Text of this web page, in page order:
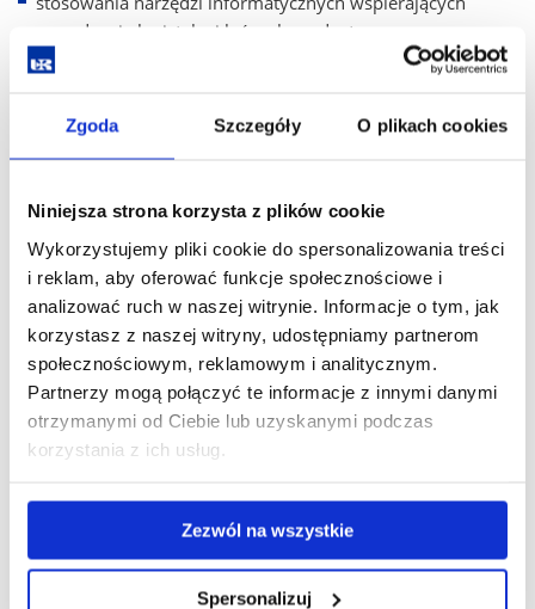
Zgoda Szczegóły O plikach cookies
Niniejsza strona korzysta z plików cookie
Wykorzystujemy pliki cookie do spersonalizowania treści
i reklam, aby oferować funkcje społecznościowe i
analizować ruch w naszej witrynie. Informacje o tym, jak
korzystasz z naszej witryny, udostępniamy partnerom
społecznościowym, reklamowym i analitycznym.
Partnerzy mogą połączyć te informacje z innymi danymi
otrzymanymi od Ciebie lub uzyskanymi podczas
korzystania z ich usług.
Zezwól na wszystkie
Spersonalizuj
zarządzanie logistyką i łańcuchem dostaw;
podejmowania decyzji logistycznych z wykorzystaniem
Zajęcia mają charakter ćwiczeń, projektów, analizy
rzeczywistymi sytuacjami rynkowymi, zdobędziesz również
umiejętności z obsługi programów wykorzystywanych
w procesach logistycznych oraz certyfikaty z obsługi
programów wykorzystywanych w spedycji.
Co wyróżnia ten kierunek?
połączeniem klasycznej logistyki z nowoczesnymi
narzędziami cyfrowymi;
z zarządzaniem jakością;
rozwijaniem kompetencji analitycznych i menedżerskich,
niezbędnych do samodzielnego rozwiązywania problemów